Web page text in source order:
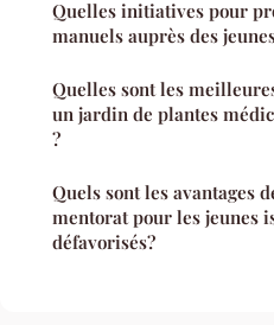
Quelles initiatives pour
manuels auprès des
Quelles sont les
un jardin de plantes
?
Quels sont les avantages
mentorat pour les jeunes
défavorisés?